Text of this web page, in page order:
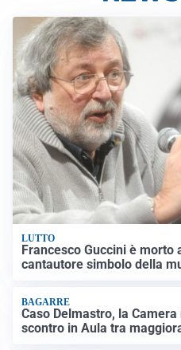
LUTTO
Francesco Guccini è morto
cantautore simbolo della
BAGARRE
Caso Delmastro, la
scontro in Aula tra